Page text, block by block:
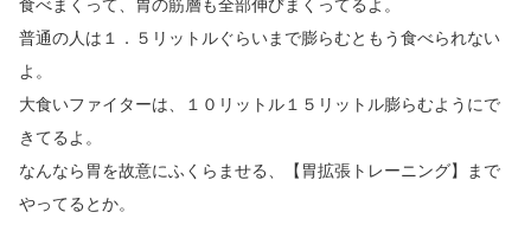
食べまくって、胃の筋層も全部伸びまくってるよ。
普通の人は１．５リットルぐらいまで膨らむともう食べられない
よ。
大食いファイターは、１０リットル１５リットル膨らむようにで
きてるよ。
なんなら胃を故意にふくらませる、【胃拡張トレーニング】まで
やってるとか。